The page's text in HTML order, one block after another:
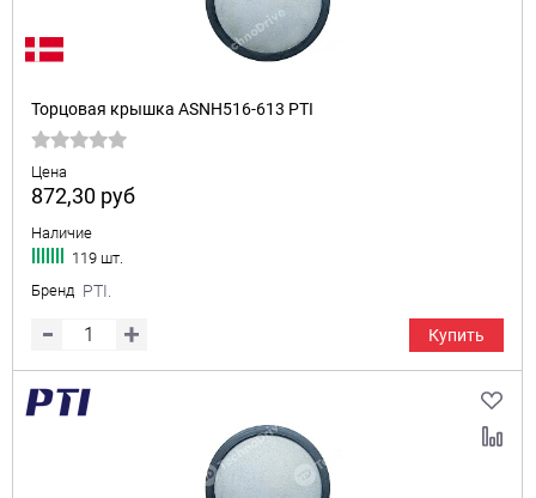
Торцовая крышка ASNH516-613 PTI
Цена
872,30 руб
Наличие
119 шт.
Бренд PTI.
Купить